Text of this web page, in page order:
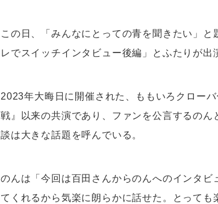
この日、「みんなにとっての青を聞きたい」
レでスイッチインタビュー後編」とふたりが出
2023年大晦日に開催された、ももいろクロー
戦』以来の共演であり、ファンを公言するの
談は大きな話題を呼んでいる。
のんは「今回は百田さんからのんへのインタ
てくれるから気楽に朗らかに話せた。とって